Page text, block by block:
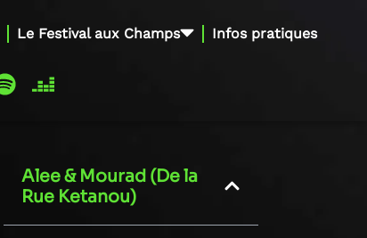
Le Festival aux Champs Infos pratiques
Alee & Mourad (De la
Rue Ketanou)